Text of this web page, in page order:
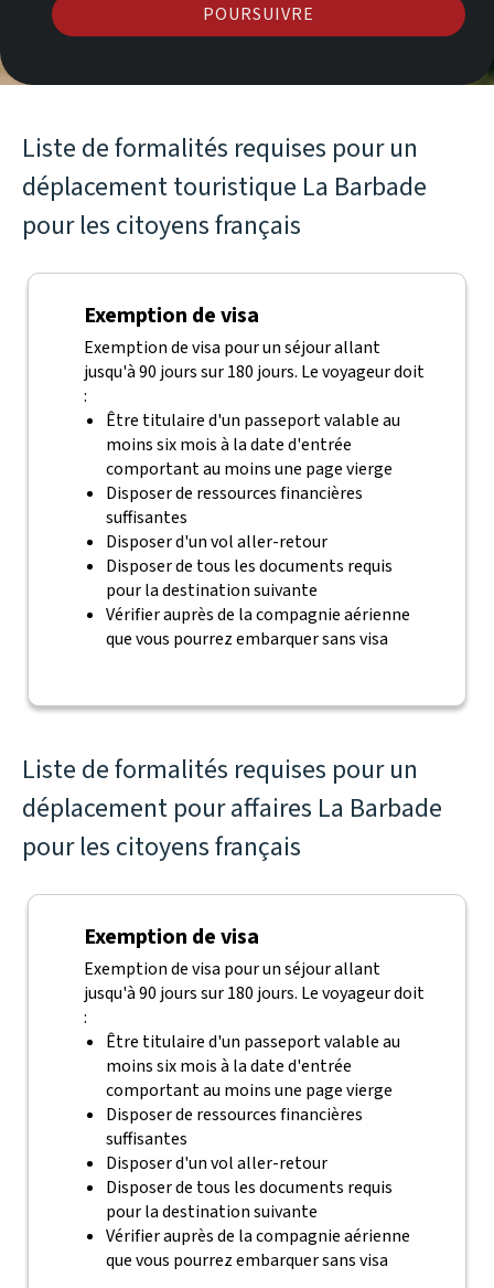
POURSUIVRE
Liste de formalités requises pour un
déplacement touristique La Barbade
pour les citoyens français
Exemption de visa
Exemption de visa pour un séjour allant
jusqu'à 90 jours sur 180 jours. Le voyageur doit
:
Être titulaire d'un passeport valable au
moins six mois à la date d'entrée
comportant au moins une page vierge
Disposer de ressources financières
suffisantes
Disposer d'un vol aller-retour
Disposer de tous les documents requis
pour la destination suivante
Vérifier auprès de la compagnie aérienne
que vous pourrez embarquer sans visa
Liste de formalités requises pour un
déplacement pour affaires La Barbade
pour les citoyens français
Exemption de visa
Exemption de visa pour un séjour allant
jusqu'à 90 jours sur 180 jours. Le voyageur doit
:
Être titulaire d'un passeport valable au
moins six mois à la date d'entrée
comportant au moins une page vierge
Disposer de ressources financières
suffisantes
Disposer d'un vol aller-retour
Disposer de tous les documents requis
pour la destination suivante
Vérifier auprès de la compagnie aérienne
que vous pourrez embarquer sans visa